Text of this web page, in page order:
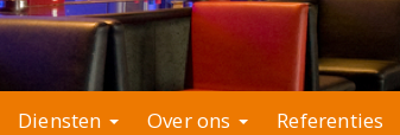
Diensten Over ons Referenties